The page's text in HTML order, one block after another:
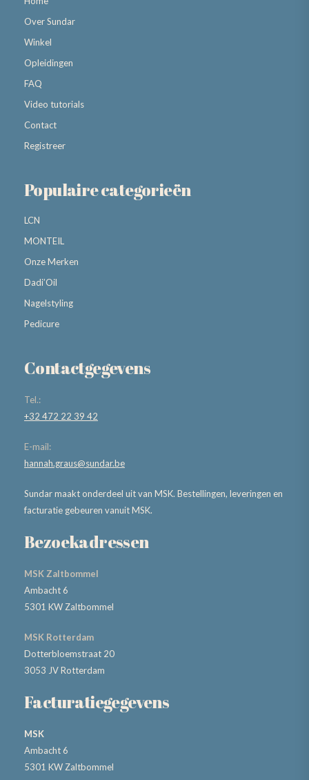
Over Sundar
Winkel
Opleidingen
FAQ
Video tutorials
Contact
Registreer
Populaire categorieën
LCN
MONTEIL
Onze Merken
Dadi’Oil
Nagelstyling
Pedicure
Contactgegevens
Tel.:
+32 472 22 39 42
E-mail:
hannah.graus@sundar.be
Sundar maakt onderdeel uit van MSK. Bestellingen, leveringen en
facturatie gebeuren vanuit MSK.
Bezoekadressen
MSK Zaltbommel
Ambacht 6
5301 KW Zaltbommel
MSK Rotterdam
Dotterbloemstraat 20
3053 JV Rotterdam
Facturatiegegevens
MSK
Ambacht 6
5301 KW Zaltbommel